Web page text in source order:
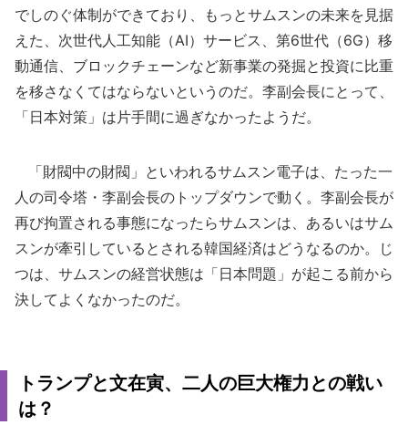
でしのぐ体制ができており、もっとサムスンの未来を見据
えた、次世代人工知能（AI）サービス、第6世代（6G）移
動通信、ブロックチェーンなど新事業の発掘と投資に比重
を移さなくてはならないというのだ。李副会長にとって、
「日本対策」は片手間に過ぎなかったようだ。
「財閥中の財閥」といわれるサムスン電子は、たった一
人の司令塔・李副会長のトップダウンで動く。李副会長が
再び拘置される事態になったらサムスンは、あるいはサム
スンが牽引しているとされる韓国経済はどうなるのか。じ
つは、サムスンの経営状態は「日本問題」が起こる前から
決してよくなかったのだ。
トランプと文在寅、二人の巨大権力との戦い
は？